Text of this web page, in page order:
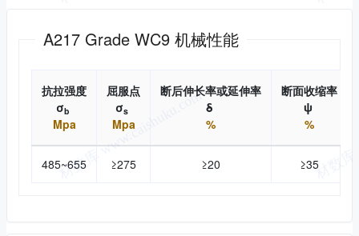
A217 Grade WC9 机械性能
抗拉强度
σb
Mpa
屈服点
σs
Mpa
断后伸长率或延伸率
δ
%
断面收缩率
ψ
%
485~655 ≥275 ≥20 ≥35